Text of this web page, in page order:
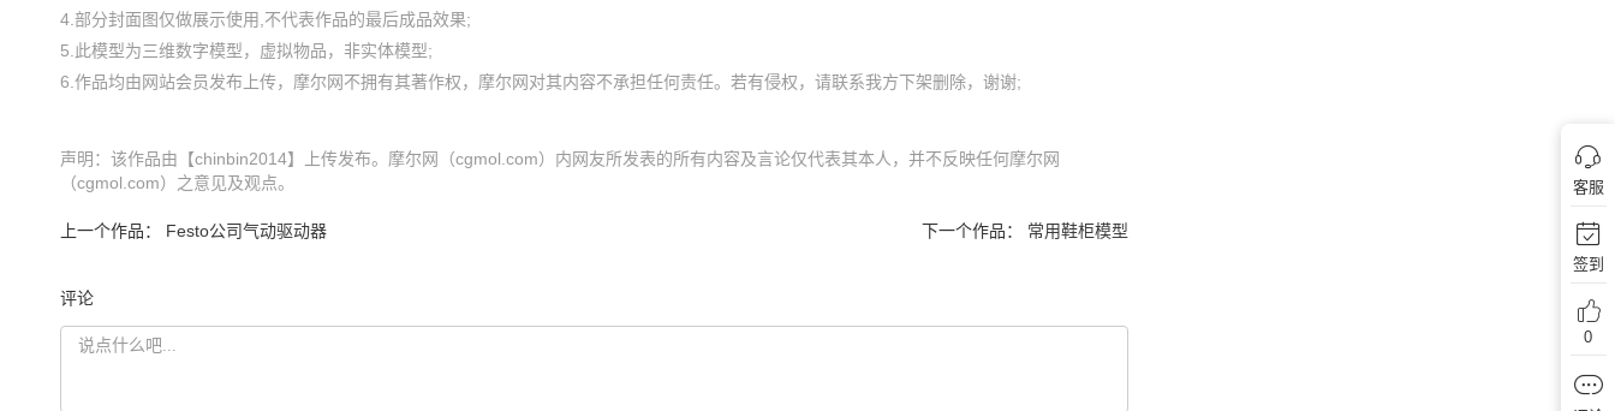
4.部分封面图仅做展示使用,不代表作品的最后成品效果;
5.此模型为三维数字模型，虚拟物品，非实体模型;
声明：该作品由【chinbin2014】上传发布。摩尔网（cgmol.com）内网友所发表的所有内容及言论仅代表其本人，并不反映任何摩尔网
（cgmol.com）之意见及观点。
上一个作品： Festo公司气动驱动器 下一个作品： 常用鞋柜模型
评论
客服
签到
0